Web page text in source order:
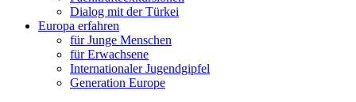
Dialog mit der Türkei
Europa erfahren
für Junge Menschen
für Erwachsene
Internationaler Jugendgipfel
Generation Europe